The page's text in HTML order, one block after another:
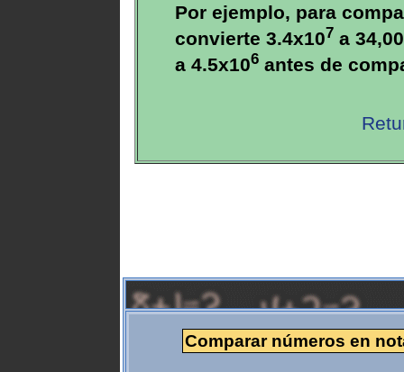
Por ejemplo, para
convierte 3.4x107 a
a 4.5x106antes de
Comparar números en